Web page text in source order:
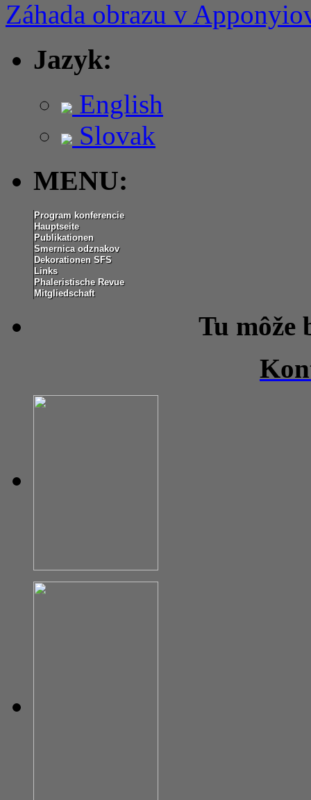
Záhada obrazu v
Jazyk:
English
Slovak
MENU:
Program konferencie
Hauptseite
Publikationen
Smernica odznakov
Dekorationen SFS
Links
Phaleristische Revue
Mitgliedschaft
Tu môže